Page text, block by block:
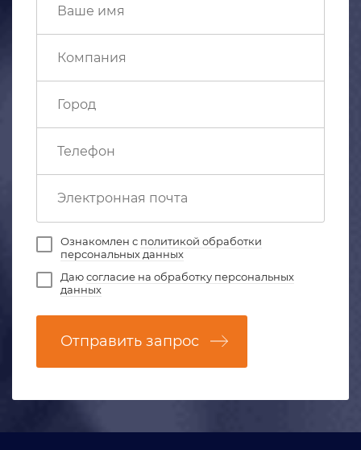
Ознакомлен с политикой обработки
персональных данных
Даюсогласие на обработку персональных
данных
Отправить запрос